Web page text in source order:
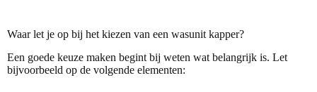
Waar let je op bij het kiezen van een wasunit kapper?
Een goede keuze maken begint bij weten wat belangrijk is. Let
bijvoorbeeld op de volgende elementen: